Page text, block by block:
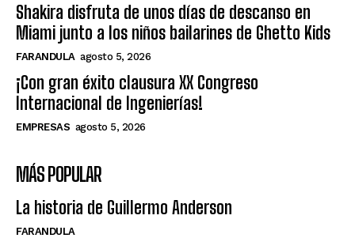
Shakira disfruta de unos días de descanso en
Miami junto a los niños bailarines de Ghetto Kids
FARANDULA agosto 5, 2026
¡Con gran éxito clausura XX Congreso
Internacional de Ingenierías!
EMPRESAS agosto 5, 2026
MÁS POPULAR
La historia de Guillermo Anderson
FARANDULA